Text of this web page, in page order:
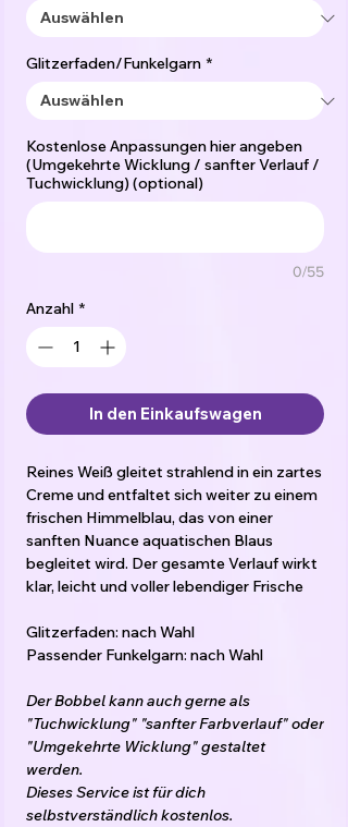
Glitzerfaden/Funkelgarn *
Kostenlose Anpassungen hier angeben
(Umgekehrte Wicklung / sanfter Verlauf /
Tuchwicklung) (optional)
0/55
Anzahl *
In den Einkaufswagen
Reines Weiß gleitet strahlend in ein zartes
Creme und entfaltet sich weiter zu einem
frischen Himmelblau, das von einer
sanften Nuance aquatischen Blaus
begleitet wird. Der gesamte Verlauf wirkt
klar, leicht und voller lebendiger Frische
Glitzerfaden: nach Wahl
Passender Funkelgarn: nach Wahl
Der Bobbel kann auch gerne als
"Tuchwicklung" "sanfter Farbverlauf" oder
"Umgekehrte Wicklung" gestaltet
werden.
Dieses Service ist für dich
selbstverständlich kostenlos.